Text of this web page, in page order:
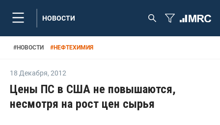
НОВОСТИ
#НОВОСТИ #НЕФТЕХИМИЯ
18 Декабря, 2012
Цены ПС в США не повышаются,
несмотря на рост цен сырья